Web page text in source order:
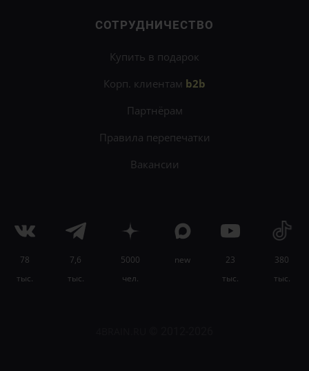
СОТРУДНИЧЕСТВО
Купить в подарок
Корп. клиентам b2b
Партнёрам
Правила перепечатки
Вакансии
78
тыс.
7,6
тыс.
5000
чел.
new
23
тыс.
380
тыс.